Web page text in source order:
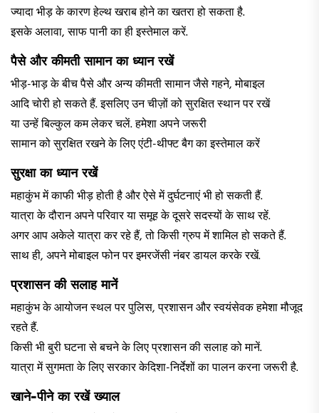
ज्यादा भीड़ के कारण हेल्थ खराब होने का खतरा हो सकता है.
इसके अलावा, साफ पानी का ही इस्तेमाल करें.
पैसे और कीमती सामान का ध्यान रखें
भीड़-भाड़ के बीच पैसे और अन्य कीमती सामान जैसे गहने, मोबाइल
आदि चोरी हो सकते हैं. इसलिए उन चीज़ों को सुरक्षित स्थान पर रखें
या उन्हें बिल्कुल कम लेकर चलें. हमेशा अपने जरूरी
सामान को सुरक्षित रखने के लिए एंटी-थीफ्ट बैग का इस्तेमाल करें
सुरक्षा का ध्यान रखें
महाकुंभ में काफी भीड़ होती है और ऐसे में दुर्घटनाएं भी हो सकती हैं.
यात्रा के दौरान अपने परिवार या समूह के दूसरे सदस्यों के साथ रहें.
अगर आप अकेले यात्रा कर रहे हैं, तो किसी ग्रुप में शामिल हो सकते हैं.
साथ ही, अपने मोबाइल फोन पर इमरजेंसी नंबर डायल करके रखें.
प्रशासन की सलाह मानें
महाकुंभ के आयोजन स्थल पर पुलिस, प्रशासन और स्वयंसेवक हमेशा मौजूद
रहते हैं.
किसी भी बुरी घटना से बचने के लिए प्रशासन की सलाह को मानें.
यात्रा में सुगमता के लिए सरकार केदिशा-निर्देशों का पालन करना जरूरी है.
खाने-पीने का रखें ख्याल